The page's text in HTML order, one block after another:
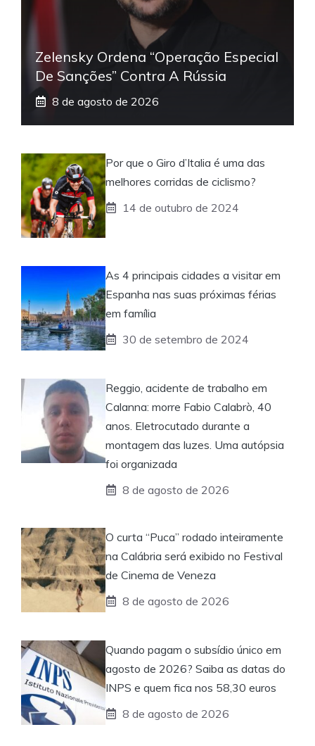
Zelensky Ordena “operação Especial
De Sanções” Contra A Rússia
8 de agosto de 2026
Por que o Giro d’Italia é uma das
melhores corridas de ciclismo?
14 de outubro de 2024
As 4 principais cidades a visitar em
Espanha nas suas próximas férias
em família
30 de setembro de 2024
Reggio, acidente de trabalho em
Calanna: morre Fabio Calabrò, 40
anos. Eletrocutado durante a
montagem das luzes. Uma autópsia
foi organizada
8 de agosto de 2026
O curta “Puca” rodado inteiramente
na Calábria será exibido no Festival
de Cinema de Veneza
8 de agosto de 2026
Quando pagam o subsídio único em
agosto de 2026? Saiba as datas do
INPS e quem fica nos 58,30 euros
8 de agosto de 2026